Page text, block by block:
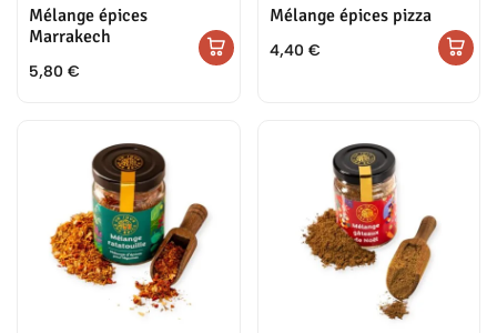
Mélange épices
Marrakech
5,80 €
Mélange épices pizza
4,40 €